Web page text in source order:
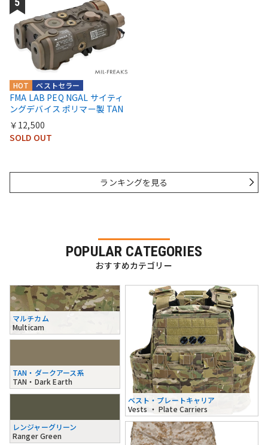
ベストセラー
HOT
FMA LAB PEQ NGAL サイティ
ングデバイス ポリマー製 TAN
￥12,500
SOLD OUT
ランキングを見る
POPULAR CATEGORIES
おすすめカテゴリー
マルチカム
Multicam
TAN・ダークアース系
TAN・Dark Earth
レンジャーグリーン
Ranger Green
ベスト・プレートキャリア
Vests ・ Plate Carriers